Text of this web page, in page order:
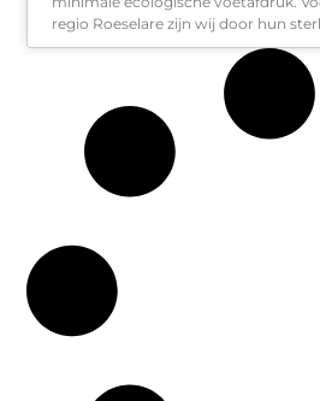
regio Roeselare zijn wij door hun